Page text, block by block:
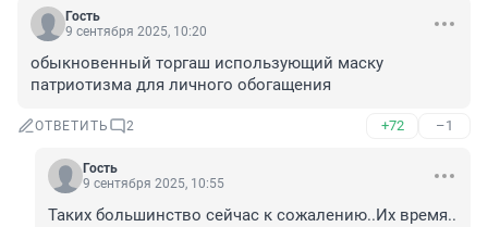
Гость
9 сентября 2025, 10:20
обыкновенный торгаш использующий маску
патриотизма для личного обогащения
ОТВЕТИТЬ 2 +72 –1
Гость
9 сентября 2025, 10:55
Таких большинство сейчас к сожалению..Их время..